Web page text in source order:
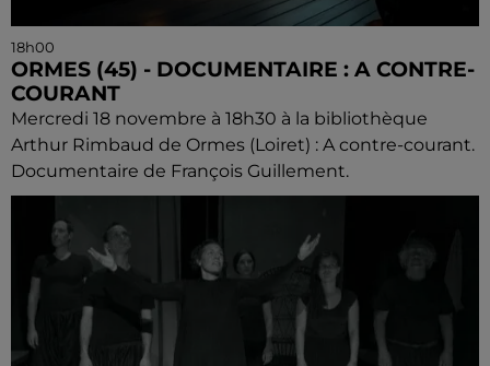
18h00
ORMES (45) - DOCUMENTAIRE : A CONTRE-
COURANT
Mercredi 18 novembre à 18h30 à la bibliothèque
Arthur Rimbaud de Ormes (Loiret) : A contre-courant.
Documentaire de François Guillement.